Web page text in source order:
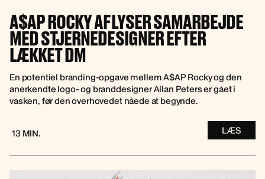
A$AP ROCKY AFLYSER SAMARBEJDE
MED STJERNEDESIGNER EFTER
LÆKKET DM
En potentiel branding-opgave mellem A$AP Rocky og den
anerkendte logo- og branddesigner Allan Peters er gået i
vasken, før den overhovedet nåede at begynde.
13 MIN. LÆS